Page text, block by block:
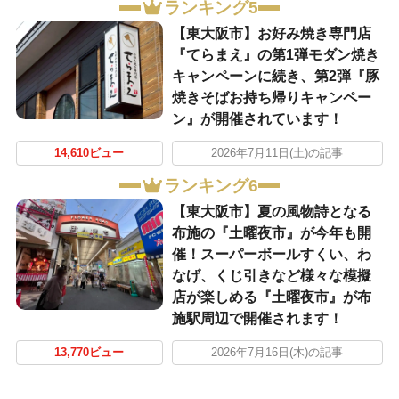
ランキング5
【東大阪市】お好み焼き専門店
『てらまえ』の第1弾モダン焼き
キャンペーンに続き、第2弾『豚
焼きそばお持ち帰りキャンペー
ン』が開催されています！
14,610ビュー 2026年7月11日(土)の記事
ランキング6
【東大阪市】夏の風物詩となる
布施の『土曜夜市』が今年も開
催！スーパーボールすくい、わ
なげ、くじ引きなど様々な模擬
店が楽しめる『土曜夜市』が布
施駅周辺で開催されます！
13,770ビュー 2026年7月16日(木)の記事